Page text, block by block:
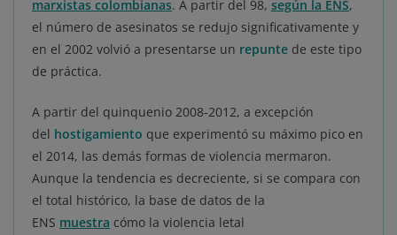
marxistas colombianas. A partir del 98, según la ENS,
el número de asesinatos se redujo significativamente y
en el 2002 volvió a presentarse un repunte de este tipo
de práctica.
A partir del quinquenio 2008-2012, a excepción
del hostigamiento que experimentó su máximo pico en
el 2014, las demás formas de violencia mermaron.
Aunque la tendencia es decreciente, si se compara con
el total histórico, la base de datos de la
ENS muestra cómo la violencia letal